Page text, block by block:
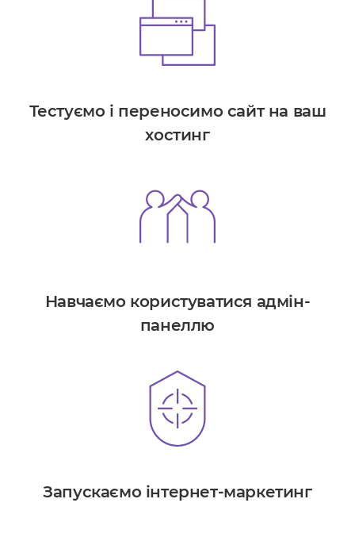
Тестуємо і переносимо сайт на ваш
хостинг
Навчаємо користуватися адмін-
панеллю
Запускаємо інтернет-маркетинг